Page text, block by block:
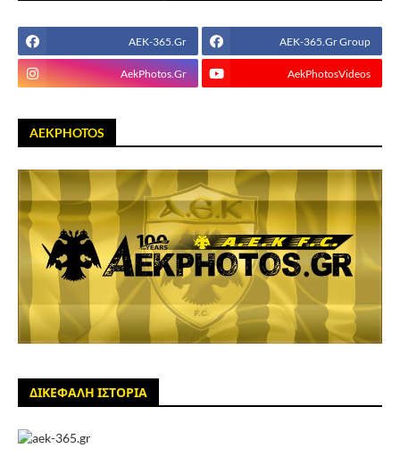
AEK-365.Gr AEK-365.Gr Group
AekPhotos.Gr AekPhotosVideos
AEKPHOTOS
ΔΙΚΕΦΑΛΗ ΙΣΤΟΡΙΑ